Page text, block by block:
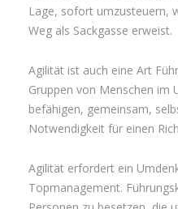
Lage, sofort umzusteuern,
Weg als Sackgasse erweist.
Agilität ist auch eine Art
Gruppen von Menschen im
befähigen, gemeinsam,
Notwendigkeit für einen
Agilität erfordert ein
Topmanagement.